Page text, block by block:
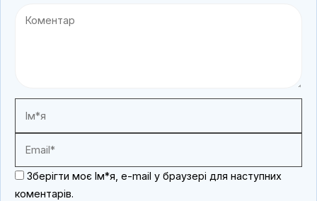
Зберігти моє Ім*я, e-mail у браузері для наступних
коментарів.